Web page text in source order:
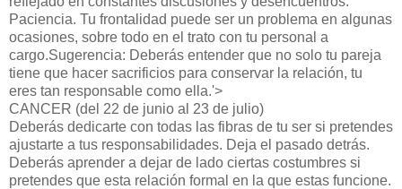
Paciencia. Tu frontalidad puede ser un problema en algunas
ocasiones, sobre todo en el trato con tu personal a
cargo.Sugerencia: Deberás entender que no solo tu pareja
tiene que hacer sacrificios para conservar la relación, tu
eres tan responsable como ella.'>
CANCER (del 22 de junio al 23 de julio)
Deberás dedicarte con todas las fibras de tu ser si pretendes
ajustarte a tus responsabilidades. Deja el pasado detrás.
Deberás aprender a dejar de lado ciertas costumbres si
pretendes que esta relación formal en la que estas funcione.